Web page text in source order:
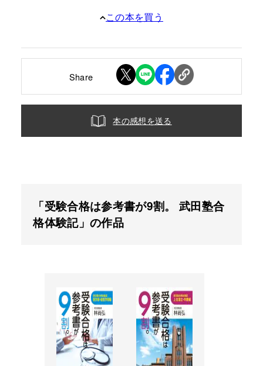
この本を買う
Share
本の感想を送る
「受験合格は参考書が9割。 武田塾合
格体験記」の作品